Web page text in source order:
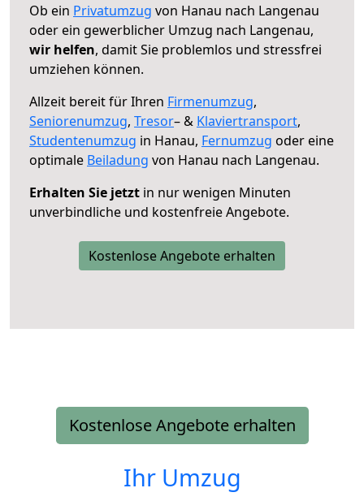
Ob ein Privatumzug von Hanau nach Langenau
oder ein gewerblicher Umzug nach Langenau,
wir helfen, damit Sie problemlos und stressfrei
umziehen können.
Allzeit bereit für Ihren Firmenumzug,
Seniorenumzug, Tresor– & Klaviertransport,
Studentenumzug in Hanau, Fernumzug oder eine
optimale Beiladung von Hanau nach Langenau.
Erhalten Sie jetzt in nur wenigen Minuten
unverbindliche und kostenfreie Angebote.
Kostenlose Angebote erhalten
Kostenlose Angebote erhalten
Ihr Umzug